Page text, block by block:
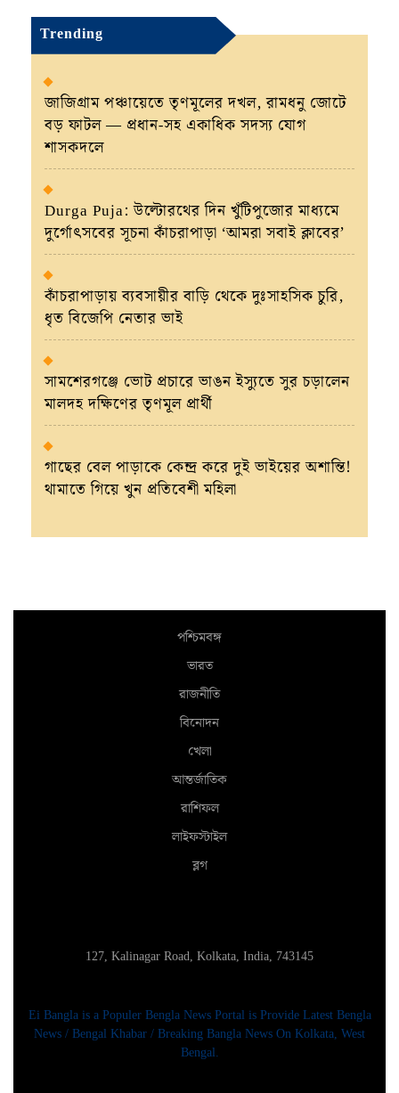
Trending
জাজিগ্রাম পঞ্চায়েতে তৃণমূলের দখল, রামধনু জোটে
বড় ফাটল — প্রধান-সহ একাধিক সদস্য যোগ
শাসকদলে
Durga Puja: উল্টোরথের দিন খুঁটিপুজোর মাধ্যমে
দুর্গোৎসবের সূচনা কাঁচরাপাড়া ‘আমরা সবাই ক্লাবের’
কাঁচরাপাড়ায় ব্যবসায়ীর বাড়ি থেকে দুঃসাহসিক চুরি,
ধৃত বিজেপি নেতার ভাই
সামশেরগঞ্জে ভোট প্রচারে ভাঙন ইস্যুতে সুর চড়ালেন
মালদহ দক্ষিণের তৃণমূল প্রার্থী
গাছের বেল পাড়াকে কেন্দ্র করে দুই ভাইয়ের অশান্তি!
থামাতে গিয়ে খুন প্রতিবেশী মহিলা
পশ্চিমবঙ্গ
ভারত
রাজনীতি
বিনোদন
খেলা
আন্তর্জাতিক
রাশিফল
লাইফস্টাইল
ব্লগ
127, Kalinagar Road, Kolkata, India, 743145
Ei Bangla is a Populer Bengla News Portal is Provide Latest Bengla
News / Bengal Khabar / Breaking Bangla News On Kolkata, West
Bengal.